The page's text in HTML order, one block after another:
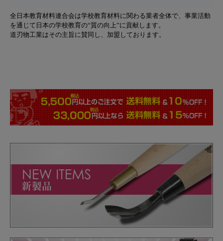
全日本教育材料連合会は学校教育材料に関わる業者全体で、事業活動
を通じて日本の学校教育の“質の向上”に貢献します。
道刃物工業はその主旨に賛同し、加盟しております。